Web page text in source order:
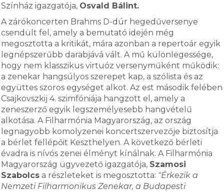
Színház igazgatója, Osvald Bálint.
A zárókoncerten Brahms D-dúr hegedűversenye
csendült fel, amely a bemutató idején még
megosztotta a kritikát, mára azonban a repertoár egyik
legnépszerűbb darabjává vált. A mű különlegessége,
hogy nem klasszikus virtuóz versenyműként működik:
a zenekar hangsúlyos szerepet kap, a szólista és az
együttes szoros egységet alkot. Az est második felében
Csajkovszkij 4. szimfóniája hangzott el, amely a
zeneszerző egyik legszemélyesebb hangvételű
alkotása. A Filharmónia Magyarország, az ország
legnagyobb komolyzenei koncertszervezője biztosítja
a bérlet fellépőit Keszthelyen. A következő bérleti
évadra is nívós zenei élményt kínálnak. A Filharmónia
Magyarország ügyvezető igazgatója, Szamosi
Szabolcs a részleteket is megosztotta: "Érkezik a
Nemzeti Filharmonikus Zenekar, a Budapesti